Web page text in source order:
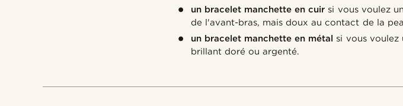
un bracelet manchette en cuir si vous voulez
de l'avant-bras, mais doux au contact de la
un bracelet manchette en métal si vous voulez
brillant doré ou argenté.